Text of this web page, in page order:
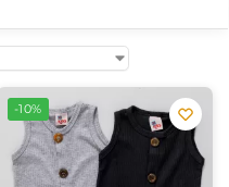
-10%